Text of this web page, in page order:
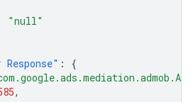
"null"
:
{
,